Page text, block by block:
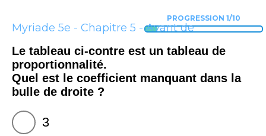
PROGRESSION 1/10
Myriade 5e - Chapitre 5 - Avant de
Le tableau ci-contre est un tableau de
proportionnalité.
Quel est le coefficient manquant dans la
bulle de droite ?
3